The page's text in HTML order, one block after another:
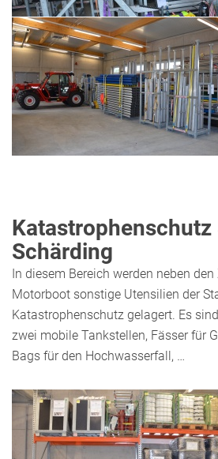
Katastrophenschutz
Schärding
In diesem Bereich werden neben
Motorboot sonstige Utensilien der
Katastrophenschutz gelagert. Es
zwei mobile Tankstellen, Fässer für
Bags für den Hochwasserfall, …